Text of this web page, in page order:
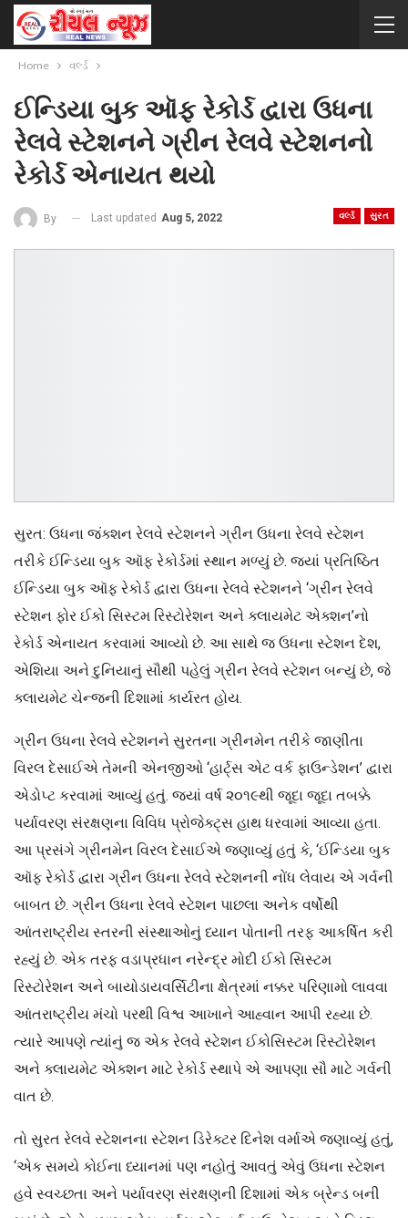
Home વર્લ્ડ
ઈન્ડિયા બુક ઑફ રેકોર્ડ દ્વારા ઉધના
રેલવે સ્ટેશનને ગ્રીન રેલવે સ્ટેશનનો
રેકોર્ડ એનાયત થયો
વર્લ્ડ સુરત
By Last updated Aug 5, 2022
સુરત: ઉધના જંક્શન રેલવે સ્ટેશનને ગ્રીન ઉધના રેલવે સ્ટેશન
તરીકે ઈન્ડિયા બુક ઑફ રેકોર્ડમાં સ્થાન મળ્યું છે. જ્યાં પ્રતિષ્ઠિત
ઈન્ડિયા બુક ઑફ રેકોર્ડ દ્વારા ઉધના રેલવે સ્ટેશનને ‘ગ્રીન રેલવે
સ્ટેશન ફોર ઈકો સિસ્ટમ રિસ્ટોરેશન અને ક્લાયમેટ એક્શન’નો
રેકોર્ડ એનાયત કરવામાં આવ્યો છે. આ સાથે જ ઉધના સ્ટેશન દેશ,
એશિયા અને દુનિયાનું સૌથી પહેલું ગ્રીન રેલવે સ્ટેશન બન્યું છે, જે
ક્લાયમેટ ચેન્જની દિશામાં કાર્યરત હોય.
ગ્રીન ઉધના રેલવે સ્ટેશનને સુરતના ગ્રીનમેન તરીકે જાણીતા
વિરલ દેસાઈએ તેમની એનજીઓ ‘હાર્ટ્સ એટ વર્ક ફાઉન્ડેશન’ દ્વારા
એડોપ્ટ કરવામાં આવ્યું હતું. જ્યાં વર્ષ ૨૦૧૯થી જૂદા જૂદા તબક્કે
પર્યાવરણ સંરક્ષણના વિવિધ પ્રોજેક્ટ્સ હાથ ધરવામાં આવ્યા હતા.
આ પ્રસંગે ગ્રીનમેન વિરલ દેસાઈએ જણાવ્યું હતું કે, ‘ઈન્ડિયા બુક
ઑફ રેકોર્ડ દ્વારા ગ્રીન ઉધના રેલવે સ્ટેશનની નોંધ લેવાય એ ગર્વની
બાબત છે. ગ્રીન ઉધના રેલવે સ્ટેશન પાછલા અનેક વર્ષોથી
આંતરાષ્ટ્રીય સ્તરની સંસ્થાઓનું ધ્યાન પોતાની તરફ આકર્ષિત કરી
રહ્યું છે. એક તરફ વડાપ્રધાન નરેન્દ્ર મોદી ઈકો સિસ્ટમ
રિસ્ટોરેશન અને બાયોડાયવર્સિટીના ક્ષેત્રમાં નક્કર પરિણામો લાવવા
આંતરાષ્ટ્રીય મંચો પરથી વિશ્વ આખાને આહ્વાન આપી રહ્યા છે.
ત્યારે આપણે ત્યાંનું જ એક રેલવે સ્ટેશન ઈકોસિસ્ટમ રિસ્ટોરેશન
અને ક્લાયમેટ એક્શન માટે રેકોર્ડ સ્થાપે એ આપણા સૌ માટે ગર્વની
વાત છે.
તો સુરત રેલવે સ્ટેશનના સ્ટેશન ડિરેક્ટર દિનેશ વર્માએ જણાવ્યું હતું,
‘એક સમયે કોઈના ધ્યાનમાં પણ નહોતું આવતું એવું ઉધના સ્ટેશન
હવે સ્વચ્છતા અને પર્યાવરણ સંરક્ષણની દિશામાં એક બ્રેન્ડ બની